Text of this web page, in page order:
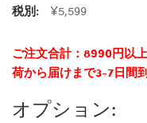
税別:
¥5,599
ご注文合計：8990円以
荷から届けまで3-7日間
オプション: